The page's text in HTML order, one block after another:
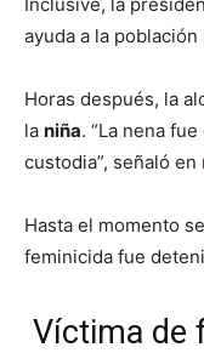
ayuda a la
Horas después, la
la niña. “La nena
custodia”, señaló en
Hasta el momento
feminicida fue
Víctima de